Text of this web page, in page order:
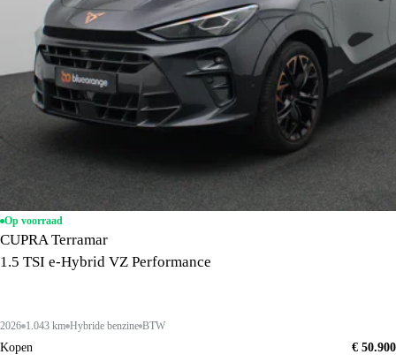
Op voorraad
CUPRA Terramar
1.5 TSI e-Hybrid VZ Performance
2026 1.043 km Hybride benzine BTW
Kopen
€ 50.900